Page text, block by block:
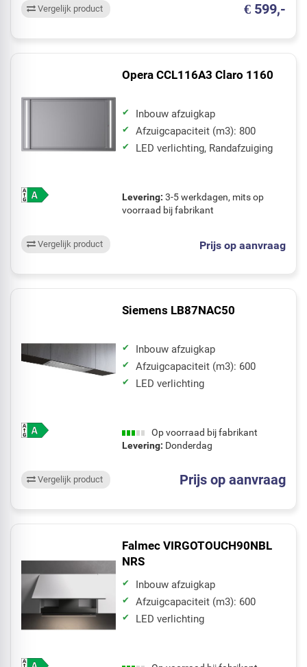
€ 599,-
Vergelijk product
Opera CCL116A3 Claro 1160
Inbouw afzuigkap
Afzuigcapaciteit (m3): 800
LED verlichting, Randafzuiging
Levering: 3-5 werkdagen, mits op
voorraad bij fabrikant
Prijs op aanvraag
Vergelijk product
Siemens LB87NAC50
Inbouw afzuigkap
Afzuigcapaciteit (m3): 600
LED verlichting
Op voorraad bij fabrikant
Levering: Donderdag
Prijs op aanvraag
Vergelijk product
Falmec VIRGOTOUCH90NBL
NRS
Inbouw afzuigkap
Afzuigcapaciteit (m3): 600
LED verlichting